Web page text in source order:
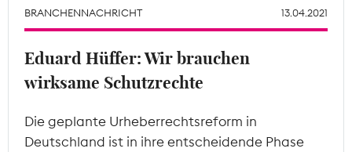
Mitgliederbereich
BRANCHENNACHRICHT 13.04.2021
Eduard Hüffer: Wir brauchen
wirksame Schutzrechte
Die geplante Urheberrechtsreform in
Deutschland ist in ihre entscheidende Phase